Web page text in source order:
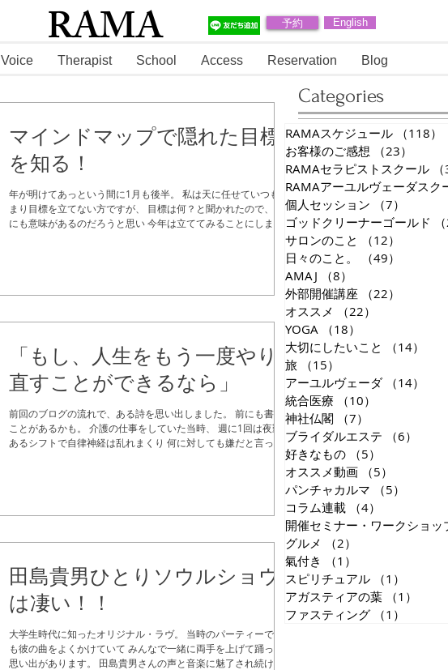
RAMA 予約 English
Voice Therapist School Access Reservation Blog
マインドマップで隠れた目標
を知る！
年が明けてあっという間に1月も後半。 私は天に任せていつもあ
まり目標を立てない方ですが、 目標は何？と聞かれたので、これ
にも意味があるのだろうと思い 今年は立ててみることにしまし
た。 そして、自分の意識の構造を知るために マインドマップを
「もし、人生をもう一度やり
直すことができるなら」
前回のブログの流れで、ある詩を思い出しました。 前にも書いた
ことがあるかも。 介護の仕事をしていた当時、 週に1回は夜勤が
あるシフトで自律神経は乱れまくり 何に対しても嫌だと言っては
いけないと勝手に決め込んで 全てに頑張り過ぎて、自分を追い込
田島貴男ひとりソウルショウ
は凄い！！
大学生時代に知ったオリジナル・ラヴ。 当時のパーティーではDJ
も彼の曲をよくかけていて みんなで一緒に両手を上げて踊ってた
思い出があります。 田島貴男さんの声と音楽に魅了され続けて長
Categories
RAMAスケジュール （118）
お客様のご感想
（23）
RAMAセラピストスクール
RAMAアーユルヴェーダスク
個人セッション
（7）
ゴッドクリーナーゴールド
サロンのこと
（12）
日々のこと。
（49）
AMAJ
（8）
外部開催講座
（22）
オススメ
（22）
YOGA
（18）
大切にしたいこと
（14）
旅
（15）
アーユルヴェーダ
（14）
統合医療
（10）
神社仏閣
（7）
ブライダルエステ
（6）
好きなもの
（5）
オススメ動画
（5）
パンチャカルマ
（5）
コラム連載
（4）
開催セミナー・ワークショッ
グルメ
（2）
氣付き
（1）
スピリチュアル
（1）
アガスティアの葉
（1）
ファスティング
（1）